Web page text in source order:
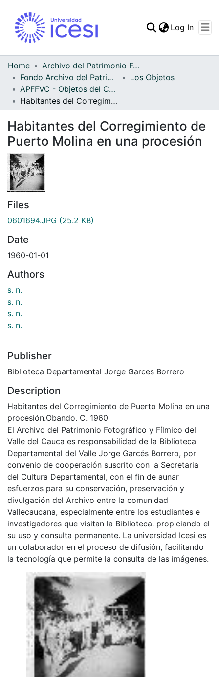
Statistics
Log In
Home
Archivo del Patrimonio Fotográfico y Fílmico del Valle del Cauca
Fondo Archivo del Patrimonio Fotográfico y Fílmico del Valle del Cauca
Los Objetos
APFFVC - Objetos del Culto - Patrimonial
Habitantes del Corregimiento de Puerto Molina en una procesión
Habitantes del Corregimiento de
Puerto Molina en una procesión
Files
0601694.JPG (25.2 KB)
Date
1960-01-01
Authors
s. n.
s. n.
s. n.
s. n.
Publisher
Biblioteca Departamental Jorge Garces Borrero
Description
Habitantes del Corregimiento de Puerto Molina en una
procesión.Obando. C. 1960
El Archivo del Patrimonio Fotográfico y Fílmico del
Valle del Cauca es responsabilidad de la Biblioteca
Departamental del Valle Jorge Garcés Borrero, por
convenio de cooperación suscrito con la Secretaria
del Cultura Departamental, con el fin de aunar
esfuerzos para su conservación, preservación y
divulgación del Archivo entre la comunidad
Vallecaucana, especialmente entre los estudiantes e
investigadores que visitan la Biblioteca, propiciando el
su uso y consulta permanente. La universidad Icesi es
un colaborador en el proceso de difusión, facilitando
la tecnología que permite la consulta de las imágenes.